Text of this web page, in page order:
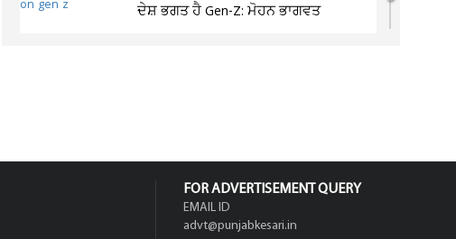
ਦੇਸ਼ ਭਗਤ ਹੈ Gen-Z: ਮੋਹਨ ਭਾਗਵਤ
FOR ADVERTISEMENT QUERY
EMAIL ID
advt@punjabkesari.in